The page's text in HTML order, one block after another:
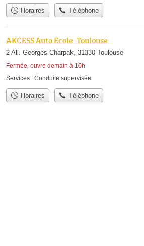
Horaires Téléphone
AKCESS Auto Ecole -Toulouse
2 All. Georges Charpak, 31330 Toulouse
Fermée, ouvre demain à 10h
Services : Conduite supervisée
Horaires Téléphone